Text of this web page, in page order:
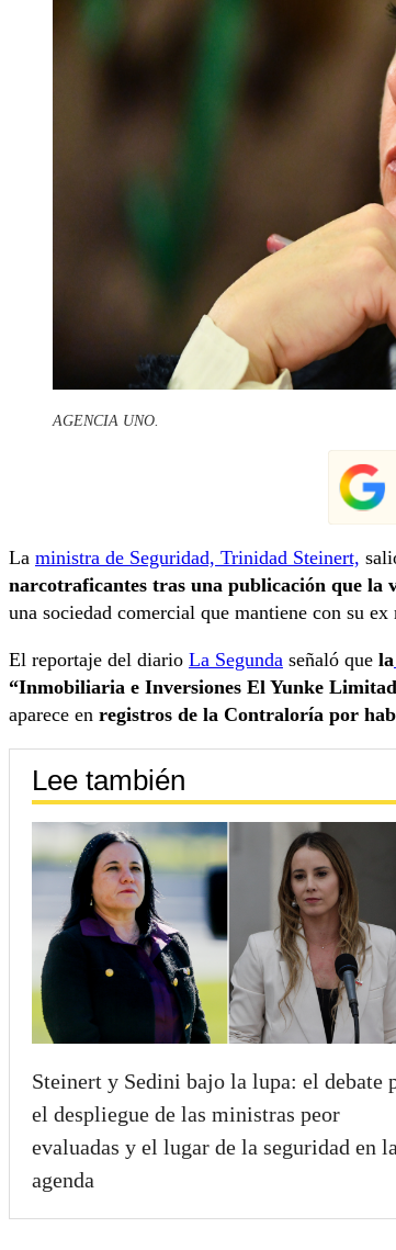
AGENCIA UNO.
La ministra de Seguridad, Trinidad Steinert,
narcotraficantes tras una publicación que la
una sociedad comercial que mantiene con su ex
El reportaje del diario La Segunda señaló que la
“Inmobiliaria e Inversiones El Yunke
aparece en registros de la Contraloría por
Lee también
Steinert y Sedini bajo la lupa: el debate
el despliegue de las ministras peor
evaluadas y el lugar de la seguridad en la
agenda